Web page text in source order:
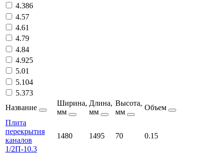
4.386
4.57
4.61
4.79
4.84
4.925
5.01
5.104
5.373
Название
Ширина,
мм
Длина,
мм
Высота,
мм
Объем
Плита
перекрытия
каналов
1/2П-10.3
1480 1495 70 0.15